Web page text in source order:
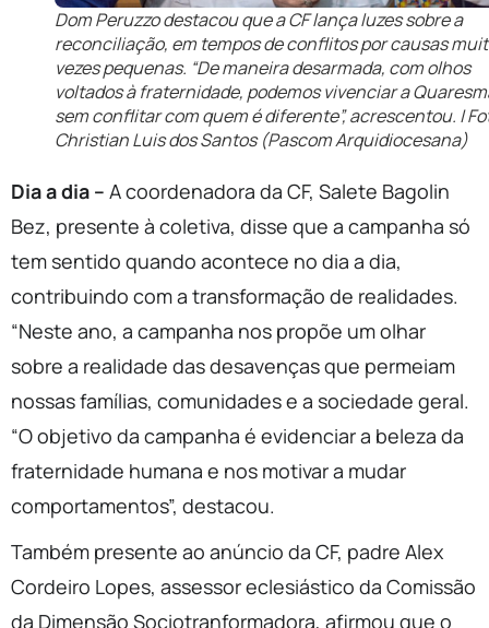
Dom Peruzzo destacou que a CF lança luzes sobre a
reconciliação, em tempos de conflitos por causas
vezes pequenas. “De maneira desarmada, com olhos
voltados à fraternidade, podemos vivenciar a
sem conflitar com quem é diferente”, acrescentou. |
Christian Luis dos Santos (Pascom Arquidiocesana)
Dia a dia – A coordenadora da CF, Salete Bagolin
Bez, presente à coletiva, disse que a campanha só
tem sentido quando acontece no dia a dia,
contribuindo com a transformação de realidades.
“Neste ano, a campanha nos propõe um olhar
sobre a realidade das desavenças que permeiam
nossas famílias, comunidades e a sociedade geral.
“O objetivo da campanha é evidenciar a beleza da
fraternidade humana e nos motivar a mudar
comportamentos”, destacou.
Também presente ao anúncio da CF, padre Alex
Cordeiro Lopes, assessor eclesiástico da Comissão
da Dimensão Sociotranformadora, afirmou que o